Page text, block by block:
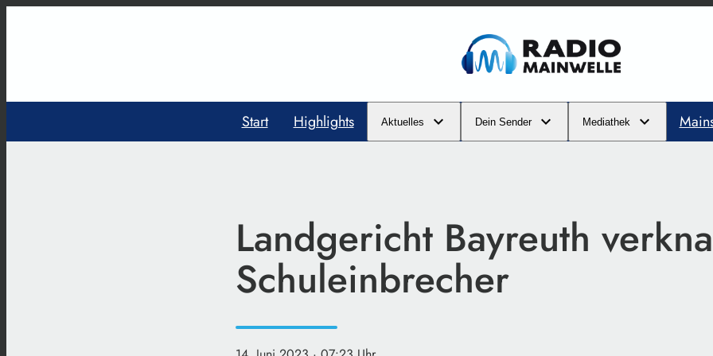
Start Highlights Aktuelles Dein Sender Mediathek
Landgericht Bayreuth
Schuleinbrecher